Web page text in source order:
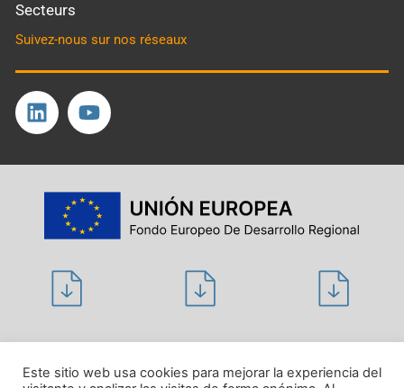
Secteurs
Suivez-nous sur nos réseaux
Este sitio web usa cookies para mejorar la experiencia del